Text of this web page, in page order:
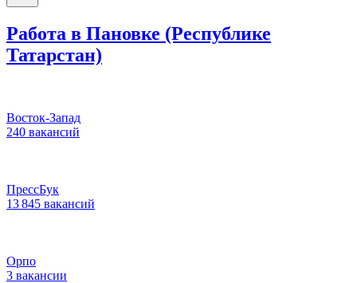
Работа в Пановке (Республике
Татарстан)
Восток-Запад
240 вакансий
ПрессБук
13 845 вакансий
Орпо
3 вакансии